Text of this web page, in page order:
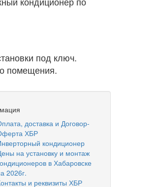
под ключ.
помещения.
доставка и Договор-
ХБР
кондиционер
на установку и монтаж
в Хабаровске
2026г.
и реквизиты ХБР